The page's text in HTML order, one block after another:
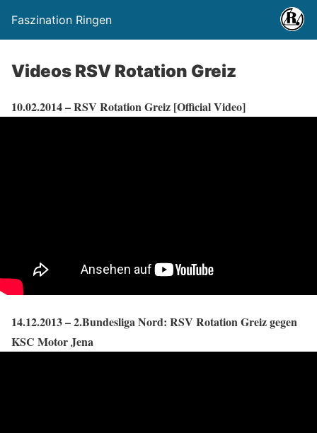
Faszination Ringen
Videos RSV Rotation Greiz
10.02.2014 – RSV Rotation Greiz [Official Video]
14.12.2013 – 2.Bundesliga Nord: RSV Rotation Greiz gegen
KSC Motor Jena